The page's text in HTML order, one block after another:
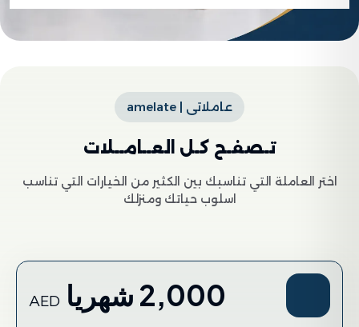
عاملاتى | amelate
تـصفـح كـل العــامــلات
اختر العاملة التي تناسبك بين الكثير من الخيارات التي تناسب
اسلوب حياتك ومنزلك
2,000 شهريا AED